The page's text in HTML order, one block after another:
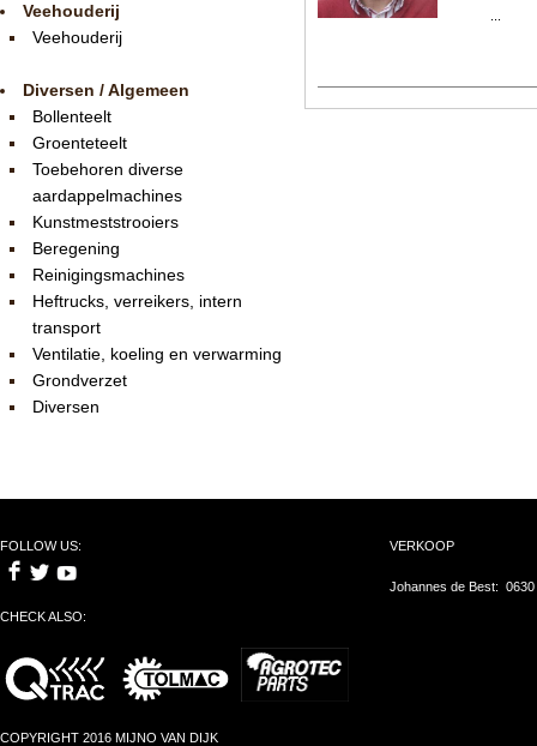
Veehouderij
Veehouderij
Diversen / Algemeen
Bollenteelt
Groenteteelt
Toebehoren diverse
aardappelmachines
Kunstmeststrooiers
Beregening
Reinigingsmachines
Heftrucks, verreikers, intern
transport
Ventilatie, koeling en verwarming
Grondverzet
Diversen
FOLLOW US:
CHECK ALSO:
COPYRIGHT 2016 MIJNO VAN DIJK
VERKOOP
Johannes de Best: 0630